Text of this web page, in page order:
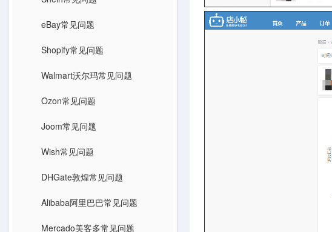
eBay常见问题
Shopify常见问题
Walmart沃尔玛常见问题
Ozon常见问题
Joom常见问题
Wish常见问题
DHGate敦煌常见问题
Alibaba阿里巴巴常见问题
Mercado美客多常见问题